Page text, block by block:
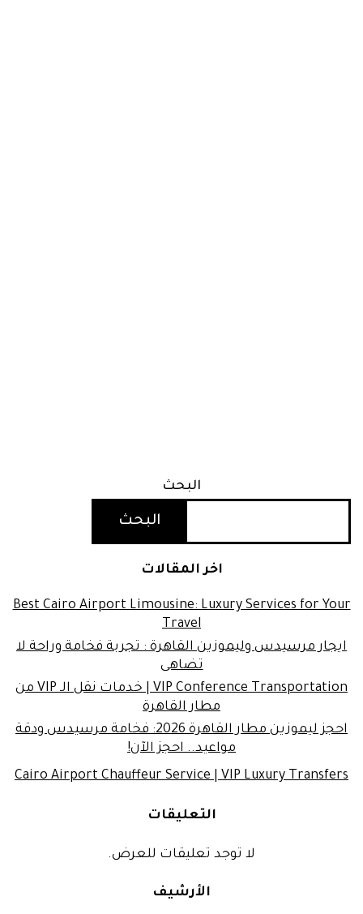
البحث
البحث
اخر المقالات
Best Cairo Airport Limousine: Luxury Services for Your
Travel
ايجار مرسيدس وليموزين القاهرة : تجربة فخامة وراحة لا
تضاهى
VIP Conference Transportation | خدمات نقل الـ VIP من
مطار القاهرة
احجز ليموزين مطار القاهرة 2026: فخامة مرسيدس ودقة
مواعيد.. احجز الآن!
Cairo Airport Chauffeur Service | VIP Luxury Transfers
التعليقات
لا توجد تعليقات للعرض.
الأرشيف